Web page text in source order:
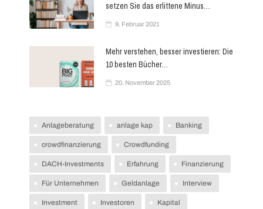
setzen Sie das erlittene Minus…
9. Februar 2021
Mehr verstehen, besser investieren: Die
10 besten Bücher…
20. November 2025
Anlageberatung anlage kap Banking
crowdfinanzierung Crowdfunding
DACH-Investments Erfahrung Finanzierung
Für Unternehmen Geldanlage Interview
Investment Investoren Kapital